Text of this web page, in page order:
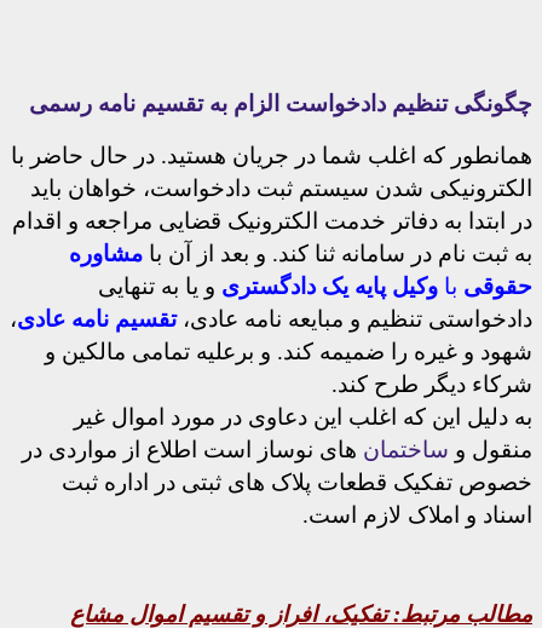
چگونگی تنظیم دادخواست الزام به تقسیم نامه رسمی
همانطور که اغلب شما در جریان هستید. در حال حاضر با
الکترونیکی شدن سیستم ثبت دادخواست، خواهان باید
در ابتدا به دفاتر خدمت الکترونیک قضایی مراجعه و اقدام
به ثبت نام در سامانه ثنا کند. و بعد از آن با مشاوره
حقوقی با وکیل پایه یک دادگستری و یا به تنهایی
دادخواستی تنظیم و مبایعه نامه عادی،تقسیم نامه عادی،
شهود و غیره را ضمیمه کند. و برعلیه تمامی مالکین و
شرکاء دیگر طرح کند.
به دلیل این که اغلب این دعاوی در مورد اموال غیر
منقول و ساختمان های نوساز است اطلاع از مواردی در
خصوص تفکیک قطعات پلاک های ثبتی در اداره ثبت
اسناد و املاک لازم است.
مطالب مرتبط:تفکیک، افراز و تقسیم اموال مشاع